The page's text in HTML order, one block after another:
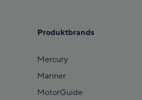
Produktbrands
Mercury
Mariner
MotorGuide